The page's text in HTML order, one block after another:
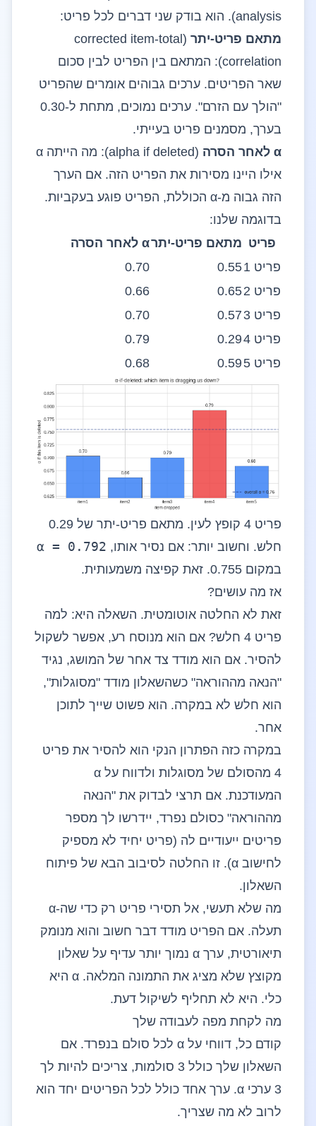
analysis). הוא בודק שני דברים לכל פריט:
מתאם פריט-יתר
(corrected item-total
correlation): המתאם בין הפריט לבין סכום
שאר הפריטים. ערכים גבוהים אומרים שהפריט
"הולך עם הזרם". ערכים נמוכים, מתחת ל-0.30
בערך, מסמנים פריט בעייתי.
α לאחר הסרה
(alpha if deleted): מה הייתה α
אילו היינו מסירות את הפריט הזה. אם הערך
הזה גבוה מ-α הכוללת, הפריט פוגע בעקביות.
בדוגמה שלנו:
פריט מתאם פריט-יתרα לאחר הסרה
פריט 1
0.55
0.70
פריט 2
0.65
0.66
פריט 3
0.57
0.70
פריט 4
0.29
0.79
פריט 5
0.59
0.68
פריט 4 קופץ לעין. מתאם פריט-יתר של 0.29
חלש. וחשוב יותר: אם נסיר אותו, α = 0.792
במקום 0.755. זאת קפיצה משמעותית.
אז מה עושים?
זאת לא החלטה אוטומטית. השאלה היא: למה
פריט 4 חלש? אם הוא מנוסח רע, אפשר לשקול
להסיר. אם הוא מודד צד אחר של המושג, נגיד
"הנאה מההוראה" כשהשאלון מודד "מסוגלות",
הוא חלש לא במקרה. הוא פשוט שייך לתוכן
אחר.
במקרה כזה הפתרון הנקי הוא להסיר את פריט
4 מהסולם של מסוגלות ולדווח על α
המעודכנת. אם תרצי לבדוק את "הנאה
מההוראה" כסולם נפרד, יידרשו לך מספר
פריטים ייעודיים לה (פריט יחיד לא מספיק
לחישוב α). זו החלטה לסיבוב הבא של פיתוח
השאלון.
מה שלא תעשי, אל תסירי פריט רק כדי שה-α
תעלה. אם הפריט מודד דבר חשוב והוא מנומק
תיאורטית, ערך α נמוך יותר עדיף על שאלון
מקוצץ שלא מציג את התמונה המלאה. α היא
כלי. היא לא תחליף לשיקול דעת.
מה לקחת מפה לעבודה שלך
קודם כל, דווחי על α לכל סולם בנפרד. אם
השאלון שלך כולל 3 סולמות, צריכים להיות לך
3 ערכי α. ערך אחד כולל לכל הפריטים יחד הוא
לרוב לא מה שצריך.